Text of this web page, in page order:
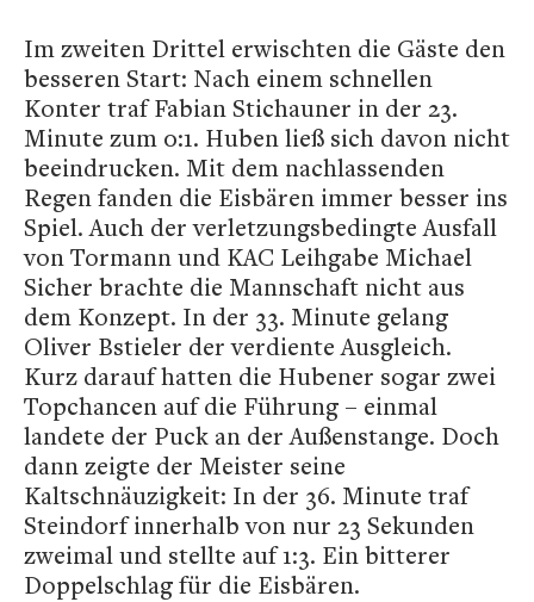
Im zweiten Drittel erwischten die Gäste den
besseren Start: Nach einem schnellen
Konter traf Fabian Stichauner in der 23.
Minute zum 0:1. Huben ließ sich davon nicht
beeindrucken. Mit dem nachlassenden
Regen fanden die Eisbären immer besser ins
Spiel. Auch der verletzungsbedingte Ausfall
von Tormann und KAC Leihgabe Michael
Sicher brachte die Mannschaft nicht aus
dem Konzept. In der 33. Minute gelang
Oliver Bstieler der verdiente Ausgleich.
Kurz darauf hatten die Hubener sogar zwei
Topchancen auf die Führung – einmal
landete der Puck an der Außenstange. Doch
dann zeigte der Meister seine
Kaltschnäuzigkeit: In der 36. Minute traf
Steindorf innerhalb von nur 23 Sekunden
zweimal und stellte auf 1:3. Ein bitterer
Doppelschlag für die Eisbären.